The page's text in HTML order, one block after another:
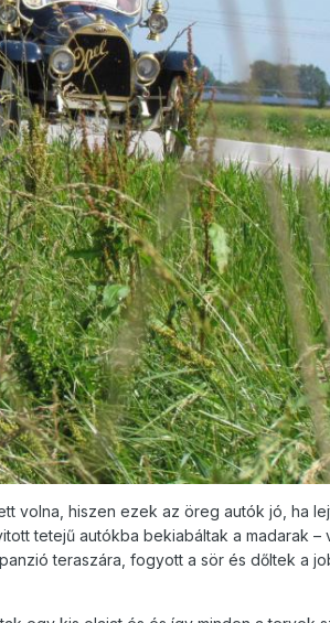
volna, hiszen ezek az öreg autók jó, ha
tetejű autókba bekiabáltak a madarak –
teraszára, fogyott a sör és dőltek a